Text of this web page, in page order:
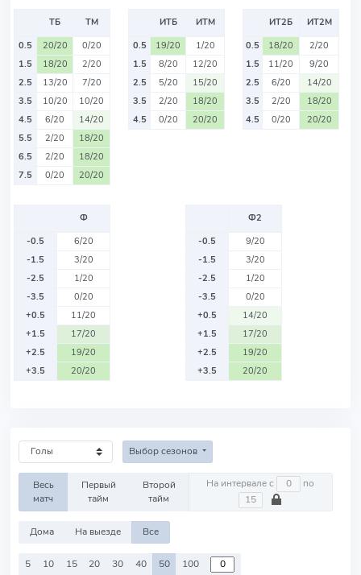
ТБ
ТМ
0.5
20/20
0/20
1.5
18/20
2/20
2.5
13/20
7/20
3.5
10/20
10/20
4.5
6/20
14/20
5.5
2/20
18/20
6.5
2/20
18/20
7.5
0/20 20/20
ИТБ
ИТМ
0.5
19/20
1/20
1.5
8/20
12/20
2.5
5/20
15/20
3.5
2/20
18/20
4.5
0/20 20/20
ИТ2Б
ИТ2М
0.5
18/20
2/20
1.5
11/20
9/20
2.5
6/20
14/20
3.5
2/20
18/20
4.5
0/20 20/20
Ф
-0.5
6/20
-1.5
3/20
-2.5
1/20
-3.5
0/20
+0.5
11/20
+1.5
17/20
+2.5
19/20
+3.5
20/20
Ф2
-0.5
9/20
-1.5
3/20
-2.5
1/20
-3.5
0/20
+0.5
14/20
+1.5
17/20
+2.5
19/20
+3.5
20/20
Выбор сезонов
Весь
матч
Первый
тайм
Второй
тайм
На интервале с по
Дома На выезде Все
5 10 15 20 30 40 50 100